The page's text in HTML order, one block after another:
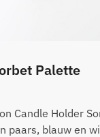
Palette
Candle Holder
paars, blauw en